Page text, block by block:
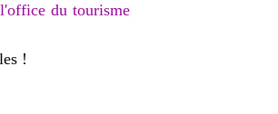
du tourisme
!